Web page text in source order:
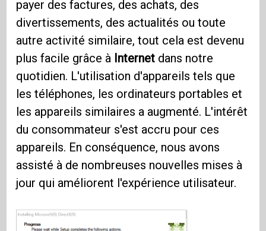
payer des factures, des achats, des
divertissements, des actualités ou toute
autre activité similaire, tout cela est devenu
plus facile grâce à Internet dans notre
quotidien. L'utilisation d'appareils tels que
les téléphones, les ordinateurs portables et
les appareils similaires a augmenté. L'intérêt
du consommateur s'est accru pour ces
appareils. En conséquence, nous avons
assisté à de nombreuses nouvelles mises à
jour qui améliorent l'expérience utilisateur.